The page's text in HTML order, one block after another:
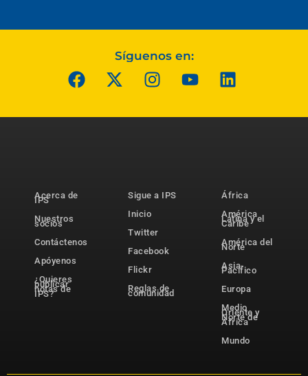
Síguenos en:
Acerca de
IPS
Nuestros
socios
Contáctenos
Apóyenos
¿Quieres
publicar
notas de
IPS?
Sigue a IPS
Inicio
Twitter
Facebook
Flickr
Reglas de
comunidad
África
América
Latina y el
Caribe
América del
Norte
Asia-
Pacífico
Europa
Medio
Oriente y
Norte de
África
Mundo